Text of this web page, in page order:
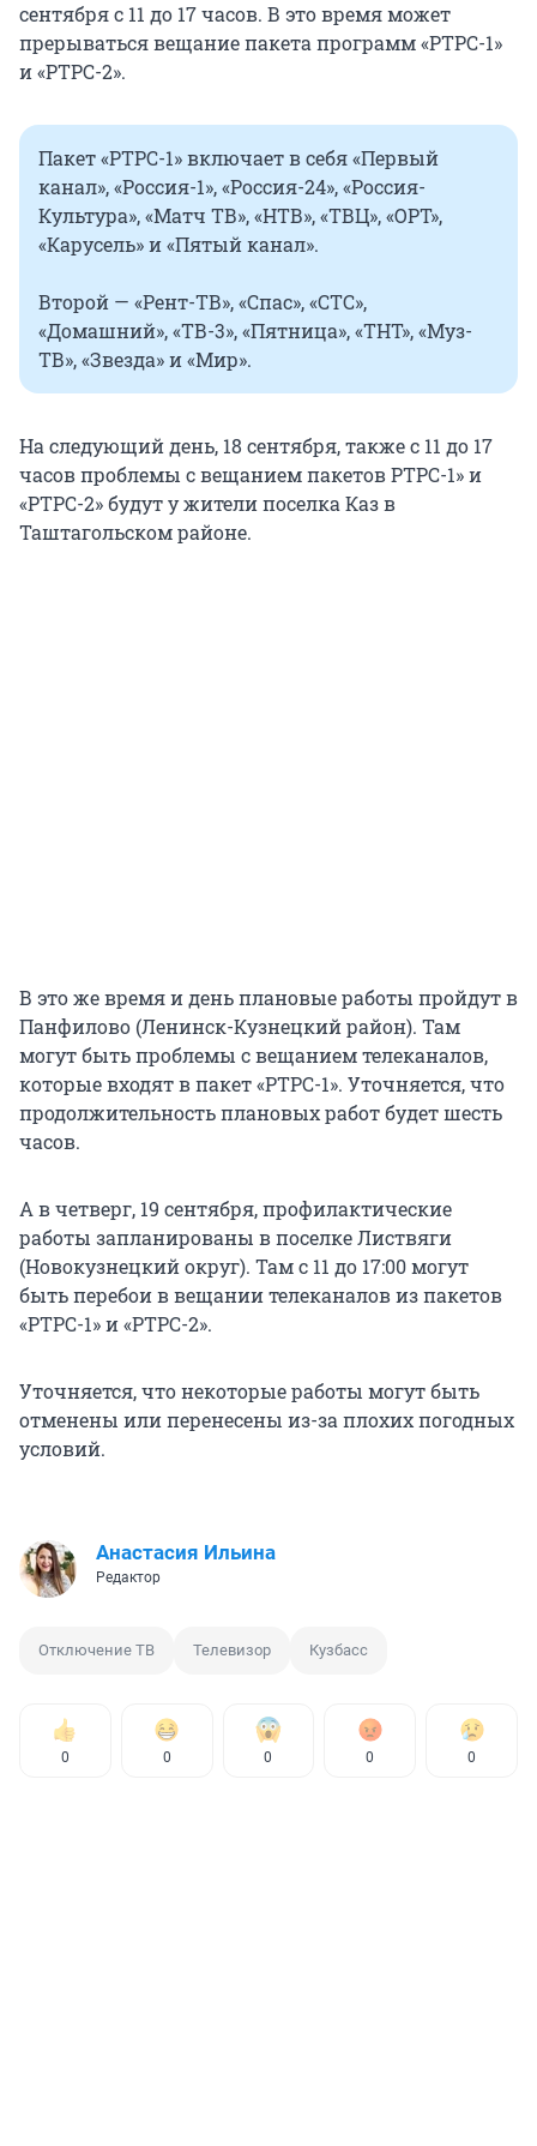
сентября с 11 до 17 часов. В это время может
прерываться вещание пакета программ «РТРС-1»
и «РТРС-2».
Пакет «РТРС-1» включает в себя «Первый
канал», «Россия-1», «Россия-24», «Россия-
Культура», «Матч ТВ», «НТВ», «ТВЦ», «ОРТ»,
«Карусель» и «Пятый канал».
Второй — «Рент-ТВ», «Спас», «СТС»,
«Домашний», «ТВ-3», «Пятница», «ТНТ», «Муз-
ТВ», «Звезда» и «Мир».
На следующий день, 18 сентября, также с 11 до 17
часов проблемы с вещанием пакетов РТРС-1» и
«РТРС-2» будут у жители поселка Каз в
Таштагольском районе.
В это же время и день плановые работы пройдут в
Панфилово (Ленинск-Кузнецкий район). Там
могут быть проблемы с вещанием телеканалов,
которые входят в пакет «РТРС-1». Уточняется, что
продолжительность плановых работ будет шесть
часов.
А в четверг, 19 сентября, профилактические
работы запланированы в поселке Листвяги
(Новокузнецкий округ). Там с 11 до 17:00 могут
быть перебои в вещании телеканалов из пакетов
«РТРС-1» и «РТРС-2».
Уточняется, что некоторые работы могут быть
отменены или перенесены из-за плохих погодных
условий.
Анастасия Ильина
Редактор
Отключение ТВ Телевизор Кузбасс
0 0 0 0 0